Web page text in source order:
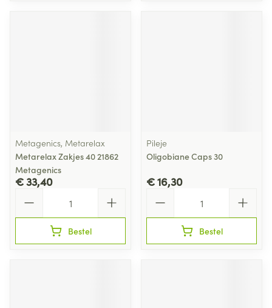
Metagenics, Metarelax
Metarelax Zakjes 40 21862
Metagenics
€ 33,40
Bestel
Pileje
Oligobiane Caps 30
€ 16,30
Bestel